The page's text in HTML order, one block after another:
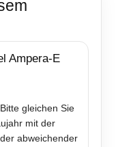
Ampera-E
gleichen Sie
mit der
abweichender